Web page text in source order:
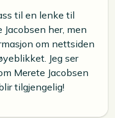
til en lenke til
her, men
om nettsiden
Jeg ser
Merete Jacobsen
tilgjengelig!